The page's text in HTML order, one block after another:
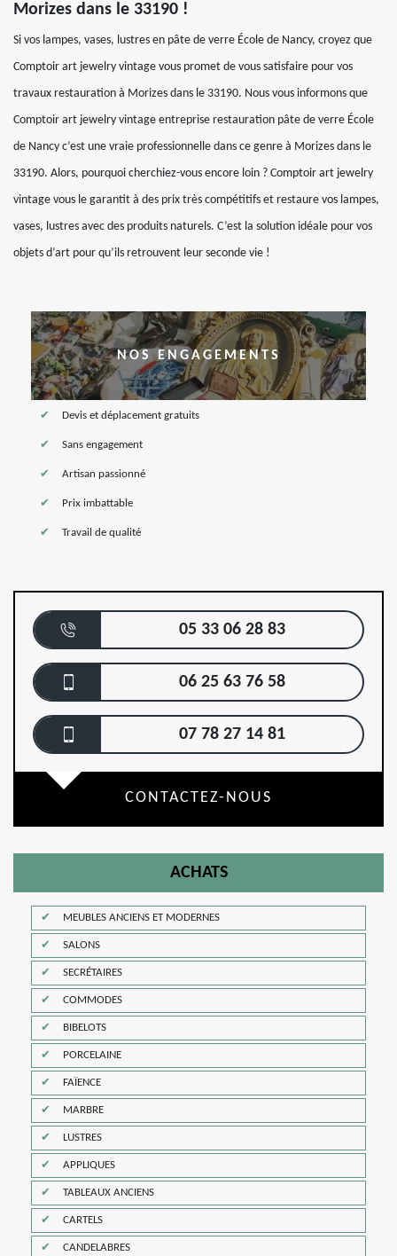
Morizes dans le 33190 !
Si vos lampes, vases, lustres en pâte de verre École de Nancy, croyez que
Comptoir art jewelry vintage vous promet de vous satisfaire pour vos
travaux restauration à Morizes dans le 33190. Nous vous informons que
Comptoir art jewelry vintage entreprise restauration pâte de verre École
de Nancy c’est une vraie professionnelle dans ce genre à Morizes dans le
33190. Alors, pourquoi cherchiez-vous encore loin ? Comptoir art jewelry
vintage vous le garantit à des prix très compétitifs et restaure vos lampes,
vases, lustres avec des produits naturels. C’est la solution idéale pour vos
objets d’art pour qu’ils retrouvent leur seconde vie !
NOS ENGAGEMENTS
Devis et déplacement gratuits
Sans engagement
Artisan passionné
Prix imbattable
Travail de qualité
05 33 06 28 83
06 25 63 76 58
07 78 27 14 81
CONTACTEZ-NOUS
ACHATS
MEUBLES ANCIENS ET MODERNES
SALONS
SECRÉTAIRES
COMMODES
BIBELOTS
PORCELAINE
FAÏENCE
MARBRE
LUSTRES
APPLIQUES
TABLEAUX ANCIENS
CARTELS
CANDELABRES